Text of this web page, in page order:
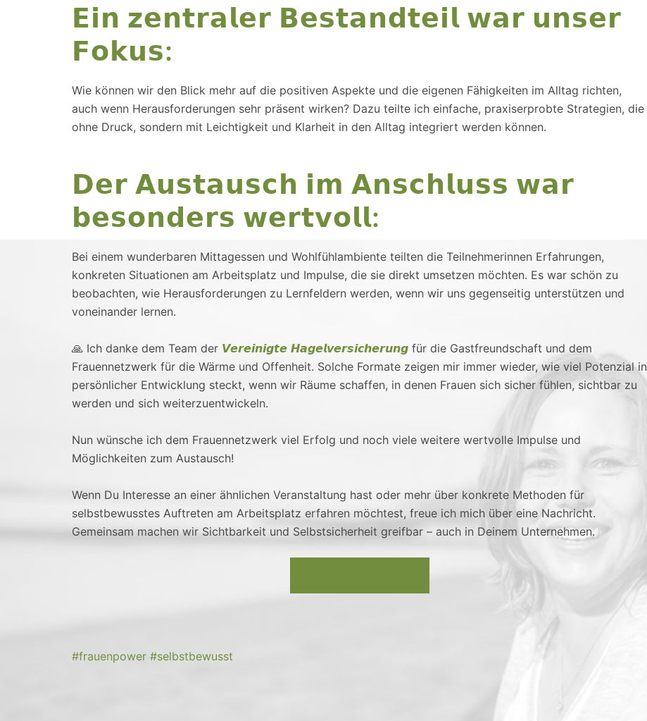
𝗘𝗶𝗻 𝘇𝗲𝗻𝘁𝗿𝗮𝗹𝗲𝗿 𝗕𝗲𝘀𝘁𝗮𝗻𝗱𝘁𝗲𝗶𝗹 𝘄𝗮𝗿 𝘂𝗻𝘀𝗲𝗿
𝗙𝗼𝗸𝘂𝘀:
Wie können wir den Blick mehr auf die positiven Aspekte und die eigenen Fähigkeiten im Alltag richten,
auch wenn Herausforderungen sehr präsent wirken? Dazu teilte ich einfache, praxiserprobte Strategien, die
ohne Druck, sondern mit Leichtigkeit und Klarheit in den Alltag integriert werden können.
𝗗𝗲𝗿 𝗔𝘂𝘀𝘁𝗮𝘂𝘀𝗰𝗵 𝗶𝗺 𝗔𝗻𝘀𝗰𝗵𝗹𝘂𝘀𝘀 𝘄𝗮𝗿
𝗯𝗲𝘀𝗼𝗻𝗱𝗲𝗿𝘀 𝘄𝗲𝗿𝘁𝘃𝗼𝗹𝗹:
Bei einem wunderbaren Mittagessen und Wohlfühlambiente teilten die Teilnehmerinnen Erfahrungen,
konkreten Situationen am Arbeitsplatz und Impulse, die sie direkt umsetzen möchten. Es war schön zu
beobachten, wie Herausforderungen zu Lernfeldern werden, wenn wir uns gegenseitig unterstützen und
voneinander lernen.
🙏 Ich danke dem Team der 𝙑𝙚𝙧𝙚𝙞𝙣𝙞𝙜𝙩𝙚 𝙃𝙖𝙜𝙚𝙡𝙫𝙚𝙧𝙨𝙞𝙘𝙝𝙚𝙧𝙪𝙣𝙜 für die Gastfreundschaft und dem
Frauennetzwerk für die Wärme und Offenheit. Solche Formate zeigen mir immer wieder, wie viel Potenzial in
persönlicher Entwicklung steckt, wenn wir Räume schaffen, in denen Frauen sich sicher fühlen, sichtbar zu
werden und sich weiterzuentwickeln.
Nun wünsche ich dem Frauennetzwerk viel Erfolg und noch viele weitere wertvolle Impulse und
Möglichkeiten zum Austausch!
Wenn Du Interesse an einer ähnlichen Veranstaltung hast oder mehr über konkrete Methoden für
selbstbewusstes Auftreten am Arbeitsplatz erfahren möchtest, freue ich mich über eine Nachricht.
Gemeinsam machen wir Sichtbarkeit und Selbstsicherheit greifbar – auch in Deinem Unternehmen.
#frauenpower #selbstbewusst